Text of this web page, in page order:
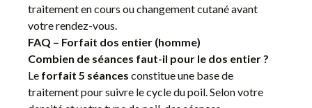
traitement en cours ou changement cutané avant
votre rendez-vous.
FAQ – Forfait dos entier (homme)
Combien de séances faut-il pour le dos entier ?
Le forfait 5 séances constitue une base de
traitement pour suivre le cycle du poil. Selon votre